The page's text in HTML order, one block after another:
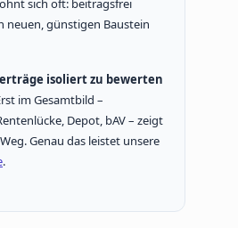
neuen, günstigen Baustein
isoliert zu bewerten
im Gesamtbild –
Depot, bAV – zeigt
Genau das leistet unsere
.